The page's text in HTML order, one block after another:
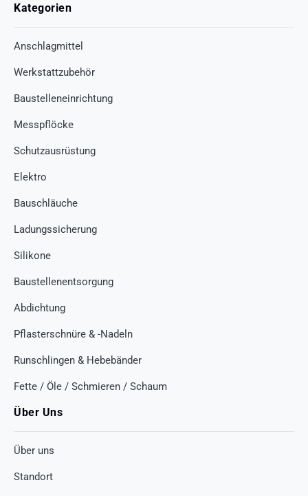
Kategorien
Anschlagmittel
Werkstattzubehör
Baustelleneinrichtung
Messpflöcke
Schutzausrüstung
Elektro
Bauschläuche
Ladungssicherung
Silikone
Baustellenentsorgung
Abdichtung
Pflasterschnüre & -Nadeln
Runschlingen & Hebebänder
Fette / Öle / Schmieren / Schaum
Über Uns
Über uns
Standort